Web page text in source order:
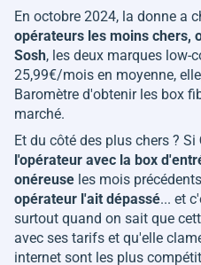
En octobre 2024, la donne a
opérateurs les moins chers,
Sosh, les deux marques low-
25,99€/mois en moyenne,
Baromètre d'obtenir les box
marché.
Et du côté des plus chers ? Si
l'opérateur avec la box
onéreuse les mois
opérateur l'ait dépassé... et
surtout quand on sait que
avec ses tarifs et qu'elle
internet sont les plus